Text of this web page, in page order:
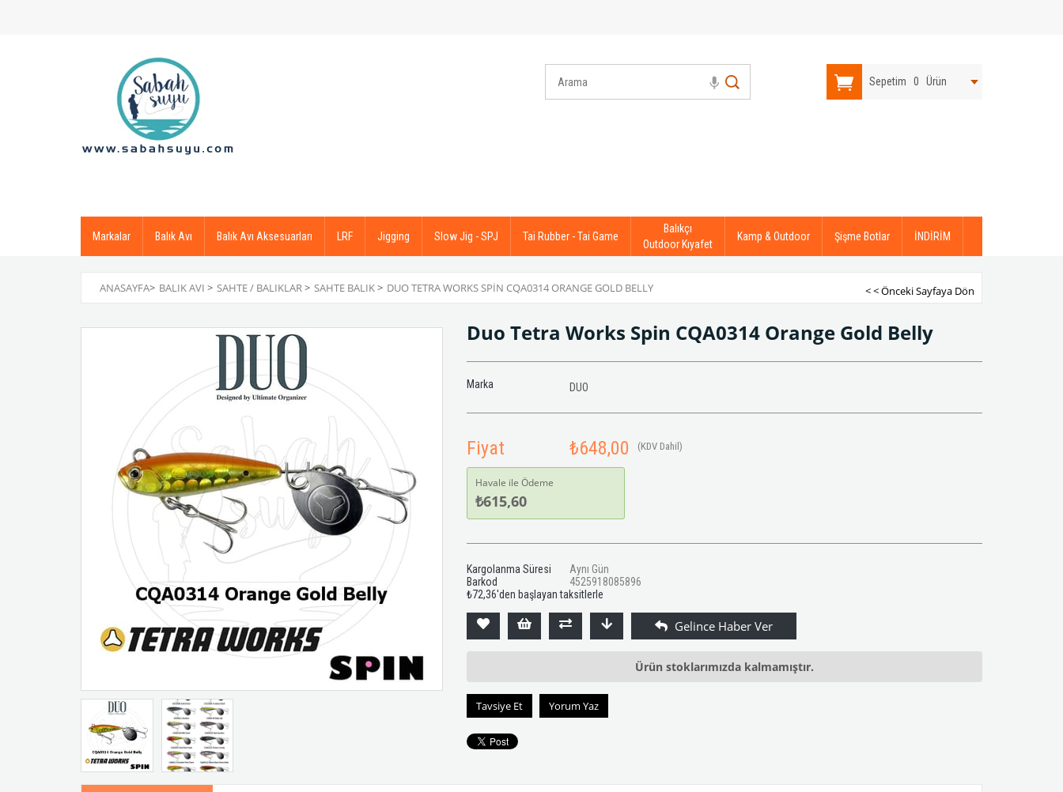
Sepetim 0 Ürün
Markalar Balık Avı Balık Avı Aksesuarları LRF Jigging Slow Jig - SPJ Tai Rubber - Tai Game
Balıkçı
Outdoor Kıyafet
Kamp & Outdoor Şişme Botlar İNDİRİM
ANASAYFA> BALIK AVI > SAHTE / BALIKLAR> SAHTE BALIK> DUO TETRA WORKS SPIN CQA0314 ORANGE GOLD BELLY < < Önceki Sayfaya Dön
Duo Tetra Works Spin CQA0314 Orange Gold Belly
Marka DUO
Fiyat ₺648,00 (KDV Dahil)
Havale ile Ödeme
₺615,60
Kargolanma Süresi
Aynı Gün
Barkod
4525918085896
₺72,36'den başlayan taksitlerle
Ürün stoklarımızda kalmamıştır.
Tavsiye Et Yorum Yaz